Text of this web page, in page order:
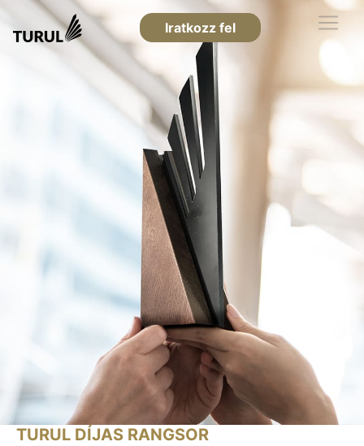
Iratkozz fel
TURUL DÍJAS RANGSOR